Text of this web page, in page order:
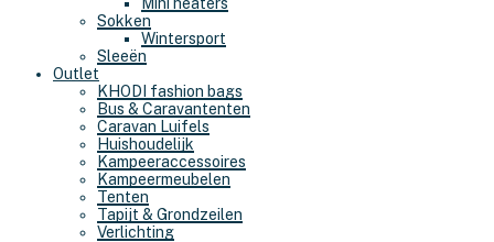
Sokken
Wintersport
Sleeën
Outlet
KHODI fashion bags
Bus & Caravantenten
Caravan Luifels
Huishoudelijk
Kampeeraccessoires
Kampeermeubelen
Tenten
Tapijt & Grondzeilen
Verlichting